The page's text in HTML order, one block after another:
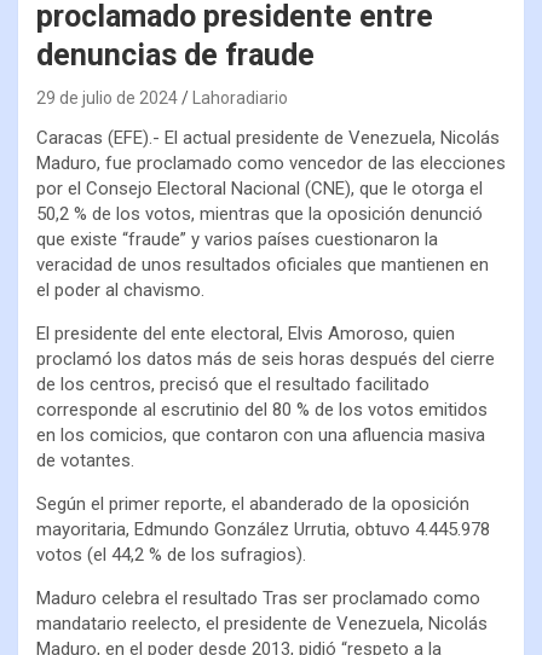
proclamado presidente entre
denuncias de fraude
29 de julio de 2024 Lahoradiario
Caracas (EFE).- El actual presidente de Venezuela, Nicolás
Maduro, fue proclamado como vencedor de las elecciones
por el Consejo Electoral Nacional (CNE), que le otorga el
50,2 % de los votos, mientras que la oposición denunció
que existe “fraude” y varios países cuestionaron la
veracidad de unos resultados oficiales que mantienen en
el poder al chavismo.
El presidente del ente electoral, Elvis Amoroso, quien
proclamó los datos más de seis horas después del cierre
de los centros, precisó que el resultado facilitado
corresponde al escrutinio del 80 % de los votos emitidos
en los comicios, que contaron con una afluencia masiva
de votantes.
Según el primer reporte, el abanderado de la oposición
mayoritaria, Edmundo González Urrutia, obtuvo 4.445.978
votos (el 44,2 % de los sufragios).
Maduro celebra el resultado Tras ser proclamado como
mandatario reelecto, el presidente de Venezuela, Nicolás
Maduro, en el poder desde 2013, pidió “respeto a la